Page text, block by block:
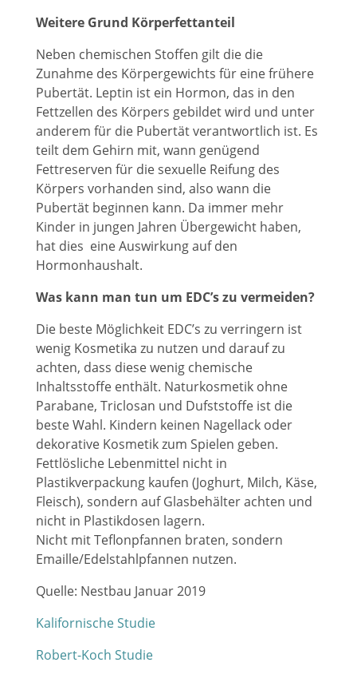
Weitere Grund Körperfettanteil
Neben chemischen Stoffen gilt die die
Zunahme des Körpergewichts für eine frühere
Pubertät. Leptin ist ein Hormon, das in den
Fettzellen des Körpers gebildet wird und unter
anderem für die Pubertät verantwortlich ist. Es
teilt dem Gehirn mit, wann genügend
Fettreserven für die sexuelle Reifung des
Körpers vorhanden sind, also wann die
Pubertät beginnen kann. Da immer mehr
Kinder in jungen Jahren Übergewicht haben,
hat dies eine Auswirkung auf den
Hormonhaushalt.
Was kann man tun um EDC’s zu vermeiden?
Die beste Möglichkeit EDC’s zu verringern ist
wenig Kosmetika zu nutzen und darauf zu
achten, dass diese wenig chemische
Inhaltsstoffe enthält. Naturkosmetik ohne
Parabane, Triclosan und Dufststoffe ist die
beste Wahl. Kindern keinen Nagellack oder
dekorative Kosmetik zum Spielen geben.
Fettlösliche Lebenmittel nicht in
Plastikverpackung kaufen (Joghurt, Milch, Käse,
Fleisch), sondern auf Glasbehälter achten und
nicht in Plastikdosen lagern.
Nicht mit Teflonpfannen braten, sondern
Emaille/Edelstahlpfannen nutzen.
Quelle: Nestbau Januar 2019
Kalifornische Studie
Robert-Koch Studie